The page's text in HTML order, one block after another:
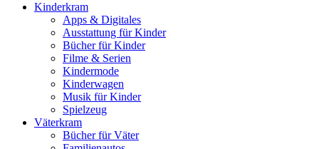
Kinderkram
Apps & Digitales
Ausstattung für Kinder
Bücher für Kinder
Filme & Serien
Kindermode
Kinderwagen
Musik für Kinder
Spielzeug
Väterkram
Bücher für Väter